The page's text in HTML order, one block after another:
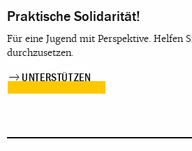
Praktische Solidarität!
Für eine Jugend mit Perspektive. Helfen
durchzusetzen.
UNTERSTÜTZEN